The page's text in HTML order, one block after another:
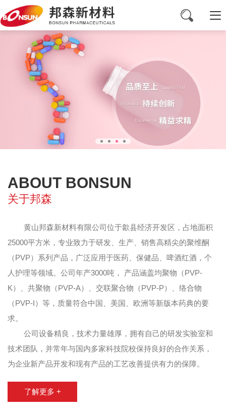
ABOUT BONSUN
关于邦森
黄山邦森新材料有限公司 位于歙县经济开发区，占地面积
25000平方米，专业致力于研发、生产、销售高精尖的聚维酮
（PVP）系列产品，广泛应用于医药、保健品、啤酒红酒，个
人护理等领域。公司年产3000吨， 产品涵盖均聚物（PVP-
K）、共聚物（PVP-A）、交联聚合物（PVP-P）、络合物
（PVP-I）等，质量符合中国、美国、欧洲等新版本药典的要
求。
公司设备精良，技术力量雄厚，拥有自己的研发实验室和
技术团队，并常年与国内多家科技院校保持良好的合作关系，
为企业新产品开发和现有产品的工艺改善提供有力的保障。
了解更多 +